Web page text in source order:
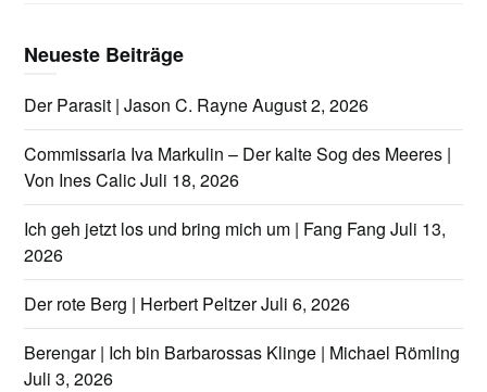
Neueste Beiträge
Der Parasit | Jason C. RayneAugust 2, 2026
Commissaria Iva Markulin – Der kalte Sog des Meeres |
Von Ines CalicJuli 18, 2026
Ich geh jetzt los und bring mich um | Fang Fang Juli 13,
2026
Der rote Berg | Herbert PeltzerJuli 6, 2026
Berengar | Ich bin Barbarossas Klinge | Michael Römling
Juli 3, 2026